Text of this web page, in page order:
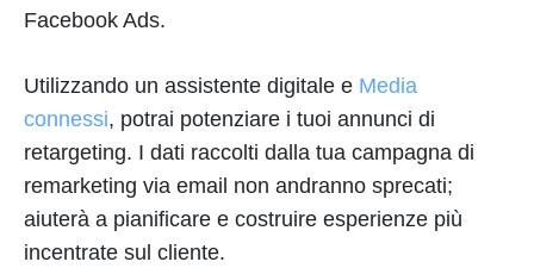
Facebook Ads.
Utilizzando un assistente digitale e Media
connessi, potrai potenziare i tuoi annunci di
retargeting. I dati raccolti dalla tua campagna di
remarketing via email non andranno sprecati;
aiuterà a pianificare e costruire esperienze più
incentrate sul cliente.